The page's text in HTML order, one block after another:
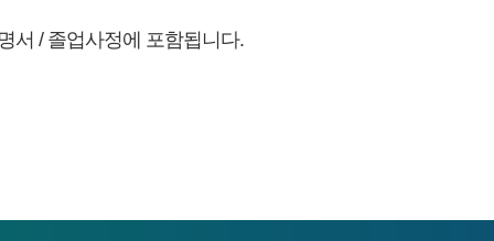
서 / 졸업사정에 포함됩니다.